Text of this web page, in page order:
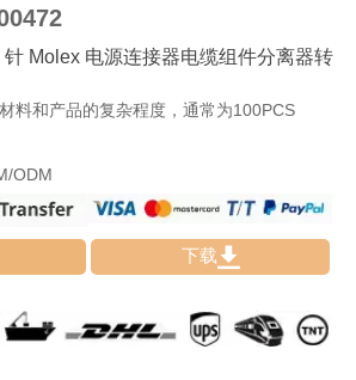
Molex 电源连接器电缆组件分离器转
料和产品的复杂程度，通常为100PCS
ODM
下载